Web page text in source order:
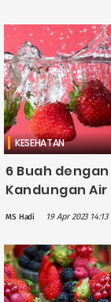
Buah Segar
dan
Berkualitas
KESEHATAN
6 Buah dengan
Kandungan Air
Tinggi, Bantu
Dehidrasi
MS Hadi 19 Apr 2023 14:13